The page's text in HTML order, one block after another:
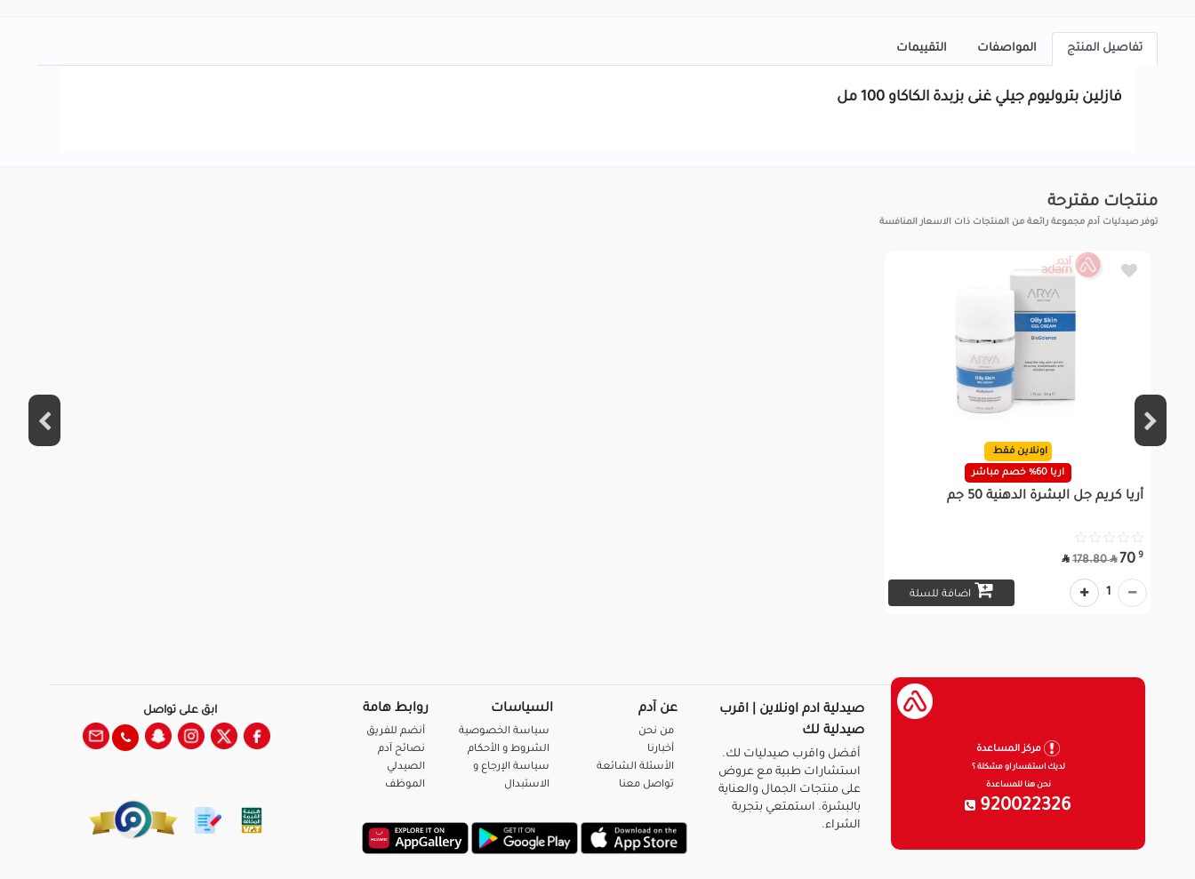
تفاصيل المنتج المواصفات التقييمات
فازلين بتروليوم جيلي غنى بزبدة الكاكاو 100 مل
منتجات مقترحة
توفر صيدليات آدم مجموعة رائعة من المنتجات ذات الاسعار المنافسة
اونلاين فقط
اريا 60% خصم مباشر
أريا كريم جل البشرة الدهنية 50 جم
9
70
 178.80
اضافة للسلة 1
مركز المساعدة
لديك استفسار او مشكلة ؟
نحن هنا للمساعدة
920022326
صيدلية ادم اونلاين | اقرب
صيدلية لك
أفضل واقرب صيدليات لك.
استشارات طبية مع عروض
على منتجات الجمال والعناية
بالبشرة. استمتعي بتجربة
الشراء.
عن آدم
من نحن
أخبارنا
الأسئلة الشائعة
تواصل معنا
السياسات
سياسة الخصوصية
الشروط و الأحكام
سياسة الإرجاع و
الاستبدال
روابط هامة
أنضم للفريق
نصائح آدم
الصيدلي
الموظف
ابق على تواصل